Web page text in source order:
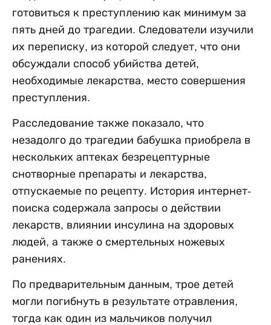
готовиться к преступлению как минимум за
пять дней до трагедии. Следователи изучили
их переписку, из которой следует, что они
обсуждали способ убийства детей,
необходимые лекарства, место совершения
преступления.
Расследование также показало, что
незадолго до трагедии бабушка приобрела в
нескольких аптеках безрецептурные
снотворные препараты и лекарства,
отпускаемые по рецепту. История интернет-
поиска содержала запросы о действии
лекарств, влиянии инсулина на здоровых
людей, а также о смертельных ножевых
ранениях.
По предварительным данным, трое детей
могли погибнуть в результате отравления,
тогда как один из мальчиков получил